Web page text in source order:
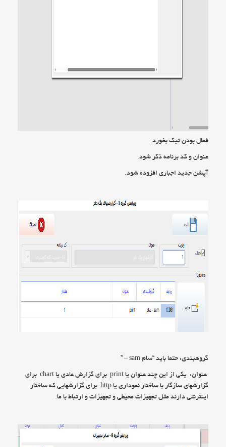
فعال بودن تیک بخورد.
عنوان و کد برنامه ذکر شود.
آپشن جدید اجباری افزوده شود.
گروهبندی: حتما باید “سام sam – ”
عنوان: یکی از این چند عنوان یا print برای گزارش عادی یا chart برای
گزارشهای سازگار با ساختار نموداری یا http برای گزارشهایی که ساختار
اینترنتی دارند مثل تجهیزات محیطی و تجهیزات و ارتباط با ما.